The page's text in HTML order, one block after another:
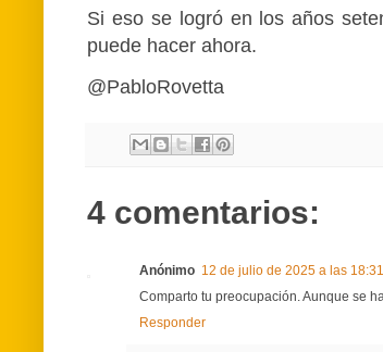
Si eso se logró en los años
puede hacer ahora.
@PabloRovetta
4 comentarios:
Anónimo 12 de julio de 2025 a las 18:31
Comparto tu preocupación. Aunque se
Responder